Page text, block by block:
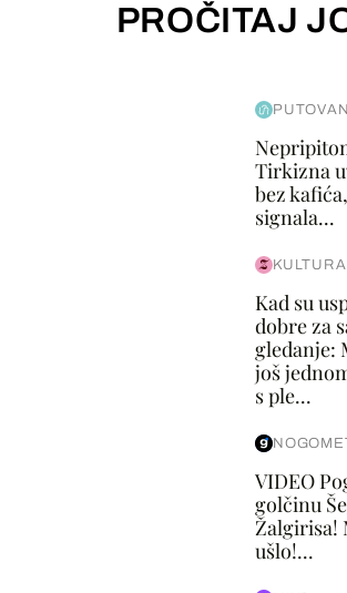
PROČITAJ
Tirkizna
bez
signala...
Kad su
dobre za
gledanje:
još
s ple...
VIDEO
golčinu
Žalgirisa!
ušlo!...